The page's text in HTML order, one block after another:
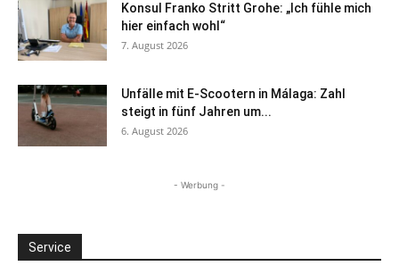
Konsul Franko Stritt Grohe: „Ich fühle mich
hier einfach wohl“
7. August 2026
Unfälle mit E-Scootern in Málaga: Zahl
steigt in fünf Jahren um...
6. August 2026
- Werbung -
Service